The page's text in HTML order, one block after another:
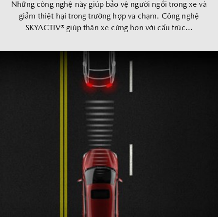
Những công nghệ này giúp bảo vệ người ngồi trong xe và
giảm thiệt hại trong trường hợp va chạm. Công nghệ
SKYACTIV® giúp thân xe cứng hơn với cấu trúc...